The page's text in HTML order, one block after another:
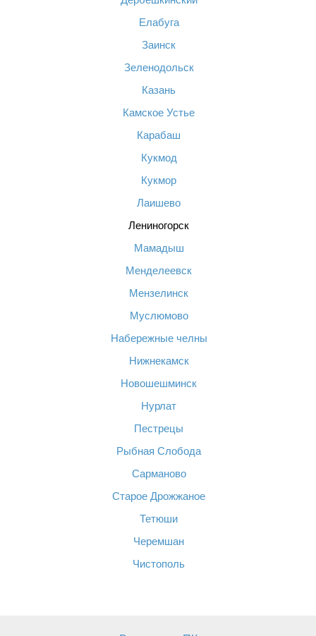
Елабуга
Заинск
Зеленодольск
Казань
Камское Устье
Карабаш
Кукмод
Кукмор
Лаишево
Лениногорск
Мамадыш
Менделеевск
Мензелинск
Муслюмово
Набережные челны
Нижнекамск
Новошешминск
Нурлат
Пестрецы
Рыбная Слобода
Сарманово
Старое Дрожжаное
Тетюши
Черемшан
Чистополь